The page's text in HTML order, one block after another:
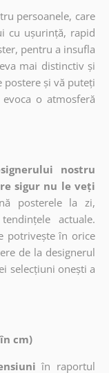
persoanele, care
cu ușurință, rapid
pentru a insufla
mai distinctiv și
postere și vă puteți
o atmosferă
nostru
sigur nu le veți
posterele la zi,
actuale.
potrivește în orice
de la designerul
selecțiuni onești a
cm)
în raportul